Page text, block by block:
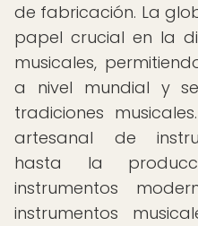
de fabricación. La
papel crucial en la
musicales,
a nivel mundial y
tradiciones
artesanal de
hasta la
instrumentos
instrumentos